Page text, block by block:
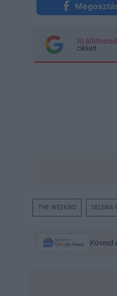
Itt
cikkeit
THE WEEKND SELENA
Kövesd